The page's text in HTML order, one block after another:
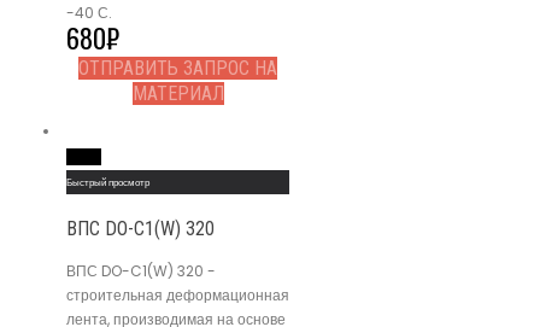
-40 С.
680₽
ОТПРАВИТЬ ЗАПРОС НА
МАТЕРИАЛ
Быстрый просмотр
ВПС DO-C1(W) 320
ВПС DO-C1(W) 320 -
строительная деформационная
лента, производимая на основе